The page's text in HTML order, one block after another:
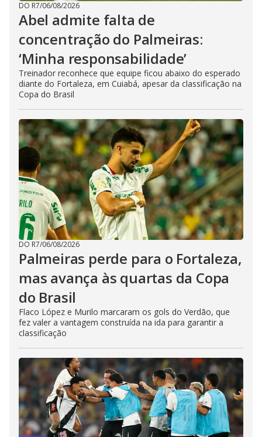
DO R7/06/08/2026
Abel admite falta de
concentração do Palmeiras:
‘Minha responsabilidade’
Treinador reconhece que equipe ficou abaixo do esperado
diante do Fortaleza, em Cuiabá, apesar da classificação na
Copa do Brasil
DO R7/06/08/2026
Palmeiras perde para o Fortaleza,
mas avança às quartas da Copa
do Brasil
Flaco López e Murilo marcaram os gols do Verdão, que
fez valer a vantagem construída na ida para garantir a
classificação